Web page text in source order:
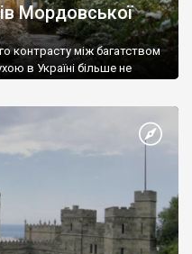
Мордовської
контрасту між багатством
в Україні більше не